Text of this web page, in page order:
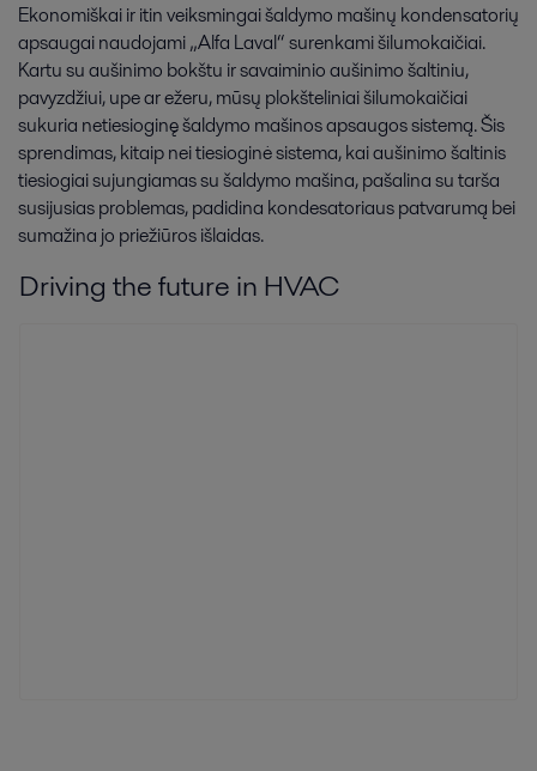
Ekonomiškai ir itin veiksmingai šaldymo mašinų kondensatorių
apsaugai naudojami „Alfa Laval“ surenkami šilumokaičiai.
Kartu su aušinimo bokštu ir savaiminio aušinimo šaltiniu,
pavyzdžiui, upe ar ežeru, mūsų plokšteliniai šilumokaičiai
sukuria netiesioginę šaldymo mašinos apsaugos sistemą. Šis
sprendimas, kitaip nei tiesioginė sistema, kai aušinimo šaltinis
tiesiogiai sujungiamas su šaldymo mašina, pašalina su tarša
susijusias problemas, padidina kondesatoriaus patvarumą bei
sumažina jo priežiūros išlaidas.
Driving the future in HVAC